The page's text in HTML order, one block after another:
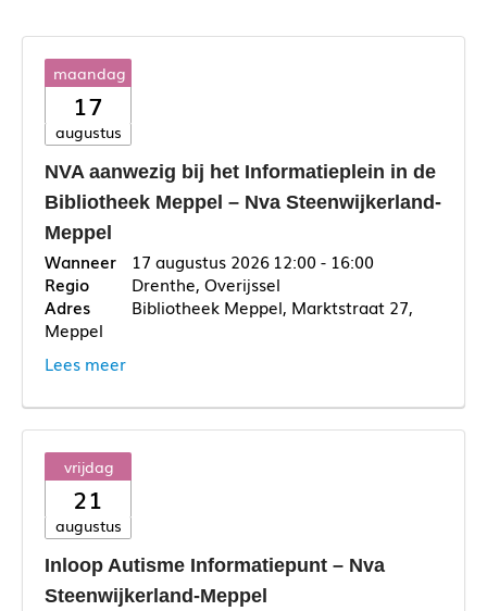
maandag
17
augustus
NVA aanwezig bij het Informatieplein in de
Bibliotheek Meppel – Nva Steenwijkerland-
Meppel
17 augustus 2026 12:00 - 16:00
Drenthe, Overijssel
Bibliotheek Meppel, Marktstraat 27,
Meppel
Lees meer
vrijdag
21
augustus
Inloop Autisme Informatiepunt – Nva
Steenwijkerland-Meppel